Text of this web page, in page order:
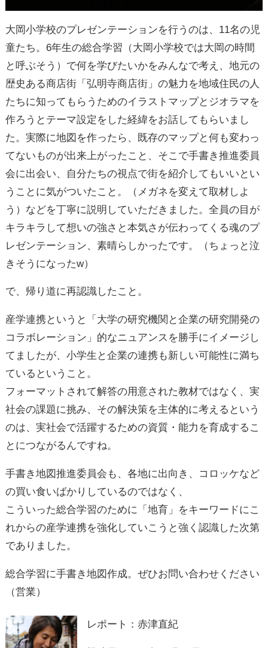
大岡小学校のプレゼンテーションを行うのは、11名の児
童たち。6年生の総合学習（大岡小学校では大岡の時間
と呼ぶそう）で何を学びたいかをみんなで考え、地元の
歴史ある商店街「弘明寺商店街」の魅力を地域住民の人
たちに知ってもらうためのイラストマップとジオラマを
作ろうとテーマ設定をした経緯をお話してもらいまし
た。実際に地図を作ったら、既存のマップと何も変わっ
てないものが出来上がったこと、そこで手書き推進委員
会に出会い、自分たちの視点で街を紹介してもいいとい
うことに気がついたこと。（メガネを変えて取材しよ
う）などを丁寧に説明していただきました。全員の目が
キラキラして想いの強さと本気さが伝わってくる魂のプ
レゼンテーション、素晴らしかったです。（ちょっと泣
きそうになったw）
で、帰り道に再認識したこと。
産学連携というと「大学の研究機関と企業の研究開発の
コラボレーション」的なニュアンスを勝手にイメージし
てましたが、小学生と企業の連携も新しい可能性に満ち
ているということ。
フォーマットされて解答の用意された教材ではなく、実
社会の課題に挑み、その解決策を主体的に考えるという
のは、実社会で活躍するための資質・能力を育成するこ
とにつながるんですね。
手書き地図推進委員会も、各地に出向き、コロッケなど
の買い食いばかりしているのではなく、
こういった総合学習のために「地育」をキーワードにこ
れからの産学連携を強化していこうと強く認識した次第
でありました。
総合学習に手書き地図作成。ぜひお問い合わせください
（営業）
レポート：赤津直紀